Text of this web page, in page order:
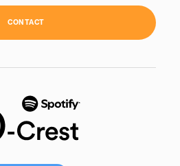
CONTACT